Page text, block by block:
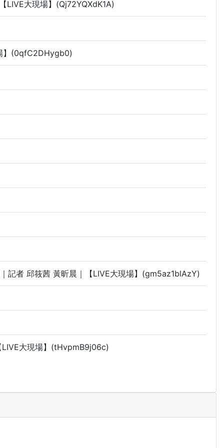
LIVE大現場】(Qj72YQXdK1A)
】(0qfC2DHygb0)
記者 邱筱茜 黃昕晨｜【LIVE大現場】(gm5az1blAzY)
LIVE大現場】(tHvpmB9j06c)